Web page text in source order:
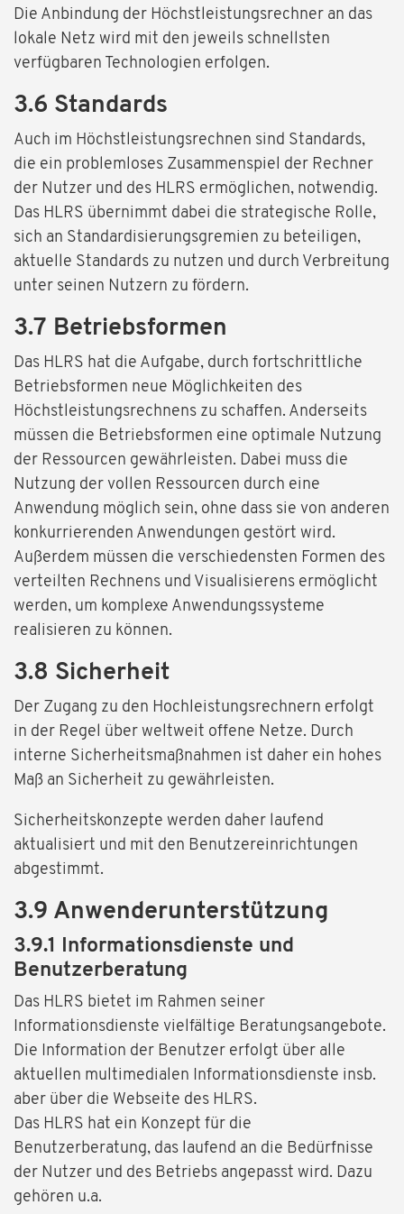
Die Anbindung der Höchstleistungsrechner an das
lokale Netz wird mit den jeweils schnellsten
verfügbaren Technologien erfolgen.
3.6 Standards
Auch im Höchstleistungsrechnen sind Standards,
die ein problemloses Zusammenspiel der Rechner
der Nutzer und des HLRS ermöglichen, notwendig.
Das HLRS übernimmt dabei die strategische Rolle,
sich an Standardisierungsgremien zu beteiligen,
aktuelle Standards zu nutzen und durch Verbreitung
unter seinen Nutzern zu fördern.
3.7 Betriebsformen
Das HLRS hat die Aufgabe, durch fortschrittliche
Betriebsformen neue Möglichkeiten des
Höchstleistungsrechnens zu schaffen. Anderseits
müssen die Betriebsformen eine optimale Nutzung
der Ressourcen gewährleisten. Dabei muss die
Nutzung der vollen Ressourcen durch eine
Anwendung möglich sein, ohne dass sie von anderen
konkurrierenden Anwendungen gestört wird.
Außerdem müssen die verschiedensten Formen des
verteilten Rechnens und Visualisierens ermöglicht
werden, um komplexe Anwendungssysteme
realisieren zu können.
3.8 Sicherheit
Der Zugang zu den Hochleistungsrechnern erfolgt
in der Regel über weltweit offene Netze. Durch
interne Sicherheitsmaßnahmen ist daher ein hohes
Maß an Sicherheit zu gewährleisten.
Sicherheitskonzepte werden daher laufend
aktualisiert und mit den Benutzereinrichtungen
abgestimmt.
3.9 Anwenderunterstützung
3.9.1 Informationsdienste und
Benutzerberatung
Das HLRS bietet im Rahmen seiner
Informationsdienste vielfältige Beratungsangebote.
Die Information der Benutzer erfolgt über alle
aktuellen multimedialen Informationsdienste insb.
aber über die Webseite des HLRS.
Das HLRS hat ein Konzept für die
Benutzerberatung, das laufend an die Bedürfnisse
der Nutzer und des Betriebs angepasst wird. Dazu
gehören u.a.